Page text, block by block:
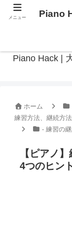
Piano Hack |
ホーム
練習方法、継続方法
- 練習の
【ピアノ
4つのヒント
メニュー Piano